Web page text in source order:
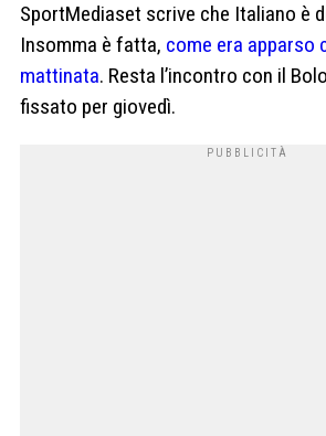
SportMediaset scrive che Italiano è
Insomma è fatta, come era apparso
mattinata. Resta l’incontro con il
fissato per giovedì.